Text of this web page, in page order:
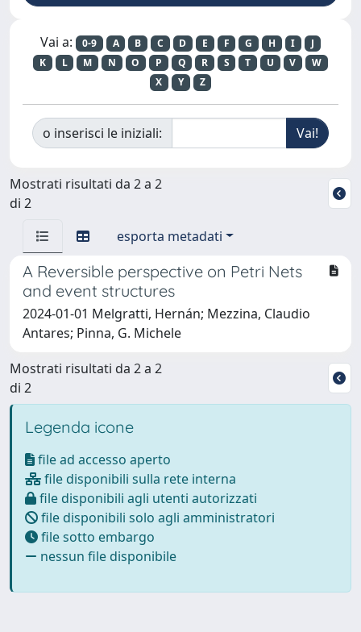
Vai a: 0-9 A B C D E F G H I
J
K
L M N O P Q R S T U V
W
X
Y Z
o inserisci le iniziali:
Mostrati risultati da 2 a 2
di 2
esporta metadati
A Reversible perspective on Petri Nets
and event structures
2024-01-01 Melgratti, Hernán; Mezzina, Claudio
Antares; Pinna, G. Michele
Mostrati risultati da 2 a 2
di 2
Legenda icone
file ad accesso aperto
file disponibili sulla rete interna
file disponibili agli utenti autorizzati
file disponibili solo agli amministratori
file sotto embargo
nessun file disponibile